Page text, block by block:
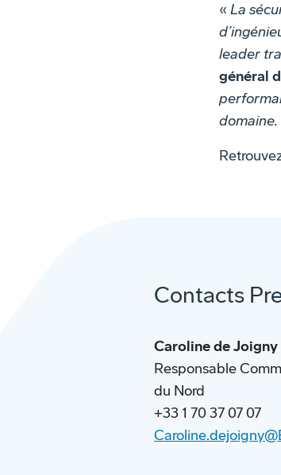
« La
leader
général
domaine.
Contacts
Caroline de Joigny
Responsable
du Nord
+33 1 70 37 07 07